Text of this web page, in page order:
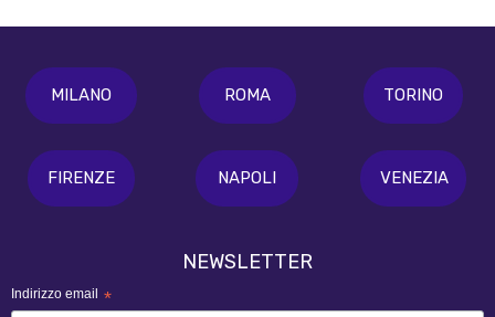
MILANO ROMA TORINO
FIRENZE NAPOLI VENEZIA
NEWSLETTER
Indirizzo email *